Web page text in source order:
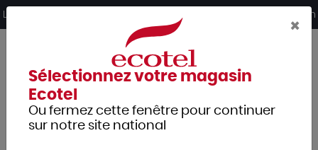
Livraison offerte dès 249€ HT d’achat et retrait 2h en magasin
×
Sélectionnez votre magasin
Ecotel
Ou fermez cette fenêtre pour continuer
sur notre site national
Panneau de gestion des cookies